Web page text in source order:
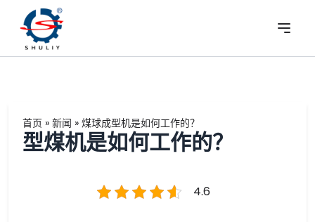
首页 » 新闻 » 煤球成型机是如何工作的？
型煤机是如何工作的？
4.6